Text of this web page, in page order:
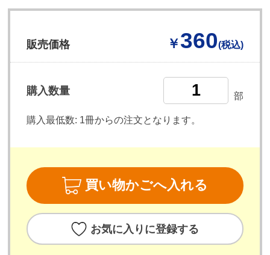
販売価格 ￥360(税込)
購入数量 部
購入最低数: 1冊からの注文となります。
買い物かごへ入れる
お気に入りに登録する